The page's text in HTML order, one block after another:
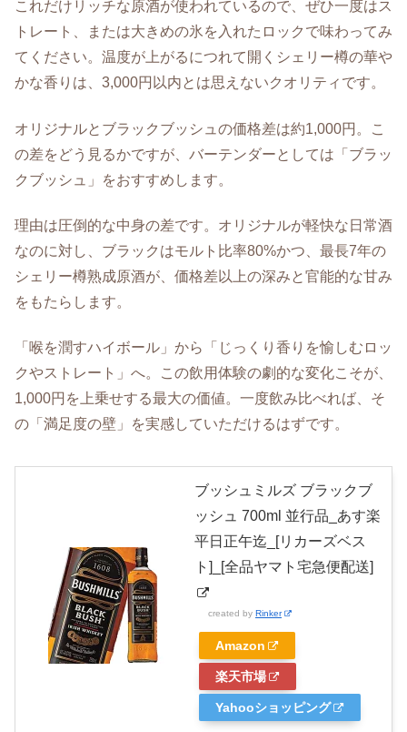
これだけリッチな原酒が使われているので、ぜひ一度はス
トレート、または大きめの氷を入れたロックで味わってみ
てください。温度が上がるにつれて開くシェリー樽の華や
かな香りは、3,000円以内とは思えないクオリティです。
オリジナルとブラックブッシュの価格差は約1,000円。こ
の差をどう見るかですが、バーテンダーとしては「ブラッ
クブッシュ」をおすすめします。
理由は圧倒的な中身の差です。オリジナルが軽快な日常酒
なのに対し、ブラックはモルト比率80%かつ、最長7年の
シェリー樽熟成原酒が、価格差以上の深みと官能的な甘み
をもたらします。
「喉を潤すハイボール」から「じっくり香りを愉しむロッ
クやストレート」へ。この飲用体験の劇的な変化こそが、
1,000円を上乗せする最大の価値。一度飲み比べれば、そ
の「満足度の壁」を実感していただけるはずです。
ブッシュミルズ ブラックブ
ッシュ 700ml 並行品_あす楽
平日正午迄_[リカーズベス
ト]_[全品ヤマト宅急便配送]
created by Rinker
Amazon
楽天市場
Yahooショッピング